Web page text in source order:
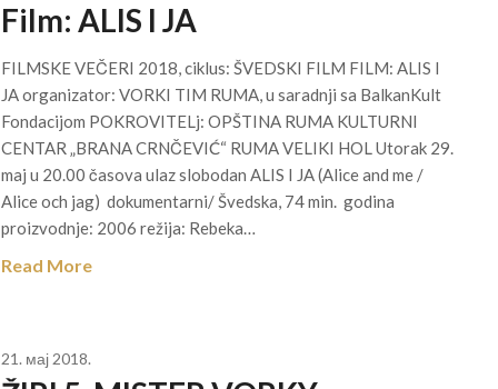
Film: ALIS I JA
FILMSKE VEČERI 2018, ciklus: ŠVEDSKI FILM FILM: ALIS I
JA organizator: VORKI TIM RUMA, u saradnji sa BalkanKult
Fondacijom POKROVITELj: OPŠTINA RUMA KULTURNI
CENTAR „BRANA CRNČEVIĆ“ RUMA VELIKI HOL Utorak 29.
maj u 20.00 časova ulaz slobodan ALIS I JA (Alice and me /
Alice och jag) dokumentarni/ Švedska, 74 min. godina
proizvodnje: 2006 režija: Rebeka…
Read More
21. мај 2018.